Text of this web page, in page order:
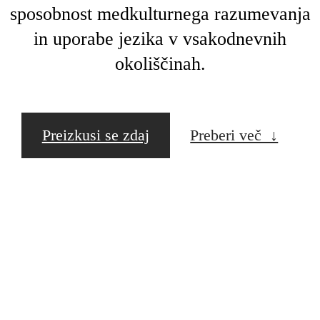
sposobnost medkulturnega razumevanja
in uporabe jezika v vsakodnevnih
okoliščinah.
Preizkusi se zdaj Preberi več ↓